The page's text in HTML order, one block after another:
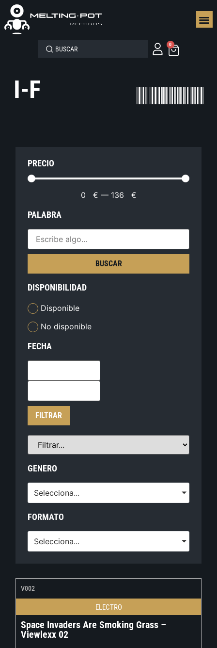
0
I-F
PRECIO
0 € — 136 €
PALABRA
BUSCAR
DISPONIBILIDAD
Disponible
No disponible
FECHA
FILTRAR
GENERO
Selecciona...
FORMATO
Selecciona...
V002
ELECTRO
Space Invaders Are Smoking Grass –
Viewlexx 02